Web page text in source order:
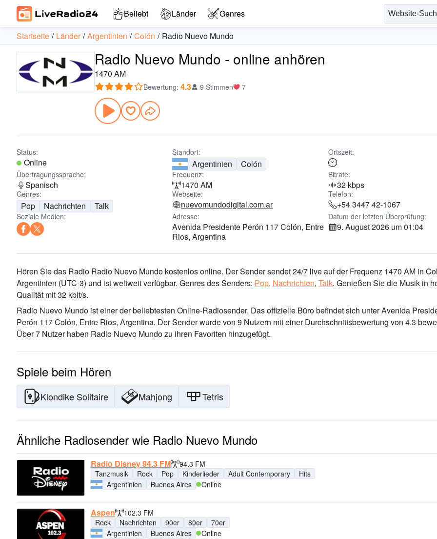
Beliebt Länder Genres
Startseite Länder Argentinien Colón Radio Nuevo Mundo
Radio Nuevo Mundo - online anhören
1470 AM
Bewertung: 4.3 9 Stimmen 7
Status:
Online
Standort:
Argentinien Colón
Ortszeit:
Übertragungssprache:
Spanisch
Frequenz:
1470 AM
Bitrate:
32 kbps
Genres:
Pop Nachrichten Talk
Webseite:
nuevomundodigital.com.ar
Telefon:
+54 3447 42-1067
Soziale Medien: Adresse:
Avenida Presidente Perón 117 Colón, Entre
Rios, Argentina
Datum der letzten Überprüfung:
9. August 2026 um 01:04
Hören Sie das Radio Radio Nuevo Mundo kostenlos online. Der Sender sendet 24/7 liveauf der Frequenz 1470 AM in
Argentinien (UTC-3) und ist weltweit verfügbar. Genres des Senders: Pop, Nachrichten, Talk. Genießen Sie die Musik in
Qualität mit 32 kbit/s.
Radio Nuevo Mundo ist einer der beliebtesten Online-Radiosender. Das offizielle Büro befindet sich unter Avenida
Perón 117 Colón, Entre Rios, Argentina. Der Sender wurde von 9 Nutzern mit einer Durchschnittsbewertung von 4.3
Über 7 Nutzer haben Radio Nuevo Mundo zu ihren Favoriten hinzugefügt.
Spiele beim Hören
Klondike Solitaire Mahjong Tetris
Ähnliche Radiosender wie Radio Nuevo Mundo
Radio Disney 94.3 FM
94.3 FM
Tanzmusik
Rock Pop Kinderlieder Adult Contemporary
Hits
Argentinien
Buenos Aires Online
Aspen
102.3 FM
Rock
Nachrichten 90er 80er
70er
Argentinien
Buenos Aires Online